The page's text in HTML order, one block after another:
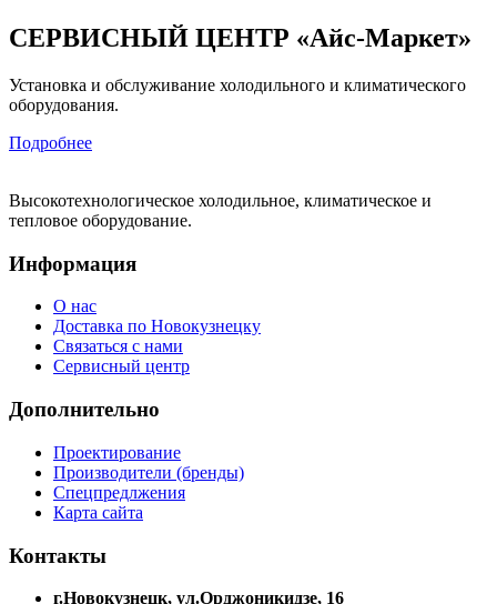
СЕРВИСНЫЙ ЦЕНТР «Айс-Маркет»
Установка и обслуживание холодильного и климатического
оборудования.
Подробнее
Высокотехнологическое холодильное, климатическое и
тепловое оборудование.
Информация
О нас
Доставка по Новокузнецку
Связаться с нами
Сервисный центр
Дополнительно
Проектирование
Производители (бренды)
Спецпредлжения
Карта сайта
Контакты
г.Новокузнецк, ул.Орджоникидзе, 16